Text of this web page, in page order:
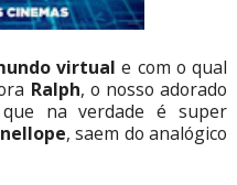
virtual e com o qual
Ralph, o nosso adorado
na verdade é super
, saem do analógico